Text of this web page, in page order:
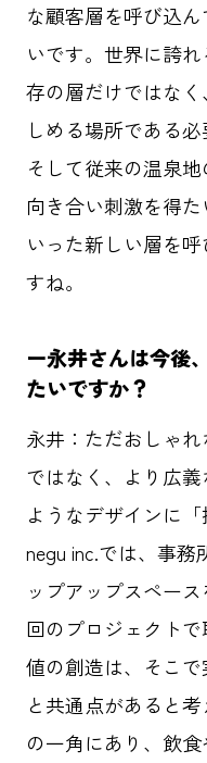
な顧客層を呼び込
いです。世界に誇
存の層だけではな
しめる場所である
そして従来の温泉
向き合い刺激を得
いった新しい層を
すね。
ー永井さんは今後
たいですか？
永井： ただおしゃ
ではなく、より広
ようなデザインに「
negu inc.では、事務
ップアップスペー
回のプロジェクト
値の創造は、そこ
と共通点があると
の一角にあり、飲